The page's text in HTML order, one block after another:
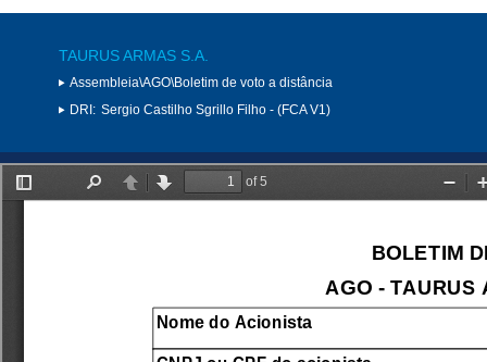
TAURUS ARMAS S.A.
Assembleia\AGO\Boletim de voto a distância
DRI: Sergio Castilho Sgrillo Filho - (FCA V1)